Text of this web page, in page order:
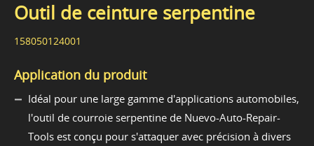
Outil de ceinture serpentine
158050124001
Application du produit
Idéal pour une large gamme d'applications automobiles,
l'outil de courroie serpentine de Nuevo-Auto-Repair-
Tools est conçu pour s'attaquer avec précision à divers